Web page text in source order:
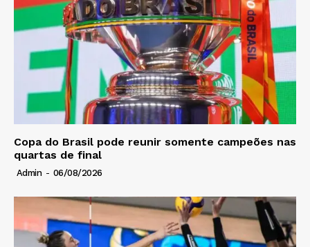
Copa do Brasil pode reunir somente campeões nas
quartas de final
Admin - 06/08/2026